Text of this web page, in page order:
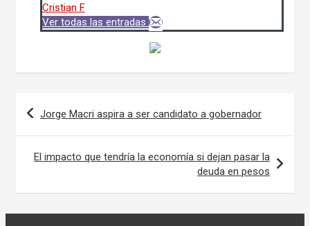
Cristian F
Ver todas las entradas
Navegación
Jorge Macri aspira a ser candidato a gobernador
El impacto que tendría la economía si dejan pasar la
deuda en pesos